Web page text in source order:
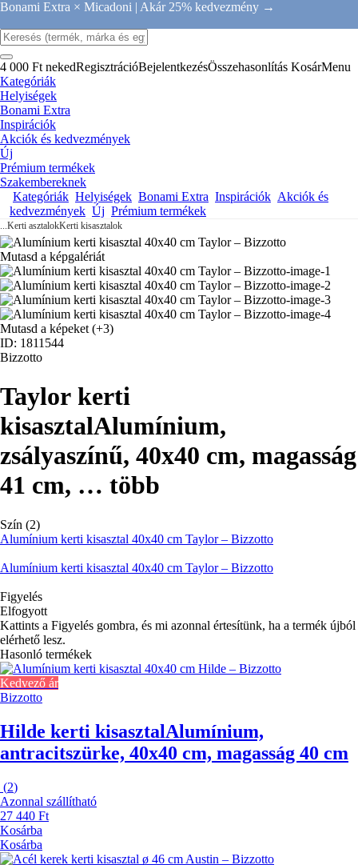
Bonami Extra × Micadoni | Akár 25% kedvezmény →
4 000 Ft nekedRegisztrációBejelentkezésÖsszehasonlítás KosárMenu
Kategóriák
Helyiségek
Bonami Extra
Inspirációk
Akciók és kedvezmények
Új
Prémium termékek
Szakembereknek
Kategóriák Helyiségek Bonami Extra Inspirációk Akciók és
kedvezmények Új Prémium termékek
...Kerti asztalokKerti kisasztalok
Mutasd a képgalériát
Mutasd a képeket (+3)
ID: 1811544
Bizzotto
Taylor kerti
kisasztalAlumínium,
zsályaszínű, 40x40 cm, magasság
41 cm, … több
Szín (2)
Alumínium kerti kisasztal 40x40 cm Taylor – Bizzotto
Alumínium kerti kisasztal 40x40 cm Taylor – Bizzotto
Figyelés
Elfogyott
Kattints a Figyelés gombra, és mi azonnal értesítünk, ha a termék újból
elérhető lesz.
Hasonló termékek
Kedvező ár
Bizzotto
Hilde kerti kisasztalAlumínium,
antracitszürke, 40x40 cm, magasság 40 cm
(2)
Azonnal szállítható
27 440 Ft
Kosárba
Kosárba